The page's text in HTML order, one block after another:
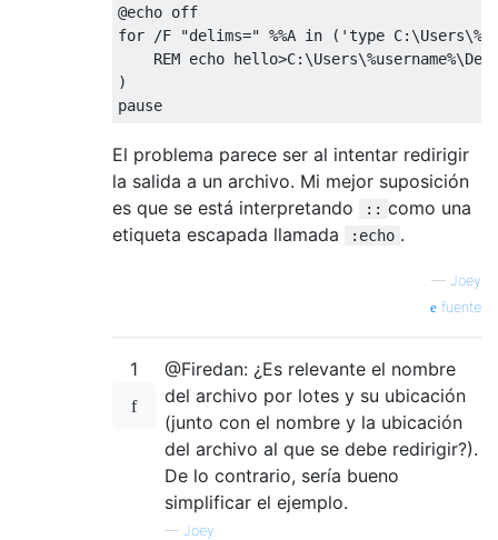
@echo off
for /F "delims=" %%A in ('type
REM echo
)
El problema parece ser al intentar redirigir
la salida a un archivo. Mi mejor suposición
es que se está interpretando
:: como una
etiqueta escapada llamada
:echo .
— Joey
fuente
1
@Firedan: ¿Es relevante el nombre
del archivo por lotes y su ubicación
(junto con el nombre y la ubicación
del archivo al que se debe redirigir?).
De lo contrario, sería bueno
simplificar el ejemplo.
— Joey